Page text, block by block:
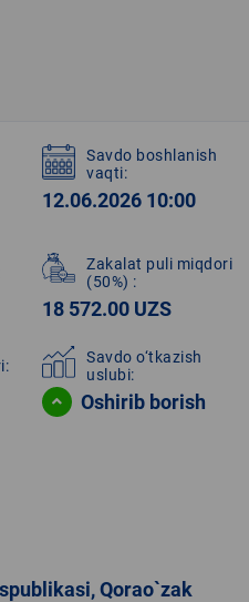
Savdo boshlanish
vaqti:
12.06.2026 10:00
Zakalat puli miqdori
(50%) :
18 572.00 UZS
Savdo o‘tkazish
uslubi:
Oshirib borish
Qorao`zak